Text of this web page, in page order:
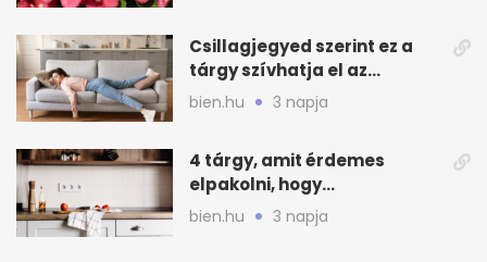
Csillagjegyed szerint ez a
tárgy szívhatja el az
otthonod energiáját
bien.hu 3 napja
4 tárgy, amit érdemes
elpakolni, hogy
hűvösebbnek tűnjön a lakás
bien.hu 3 napja